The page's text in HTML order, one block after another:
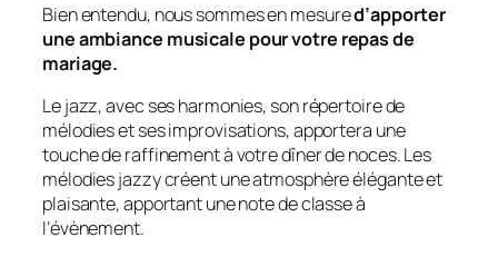
Bien entendu, nous sommes en mesured’apporter
une ambiance musicale pour votre repas de
mariage.
Le jazz, avec ses harmonies, son répertoire de
mélodies et ses improvisations, apportera une
touche de raffinement à votre dîner de noces. Les
mélodies jazzy créent une atmosphère élégante et
plaisante, apportant une note de classe à
l’évènement.